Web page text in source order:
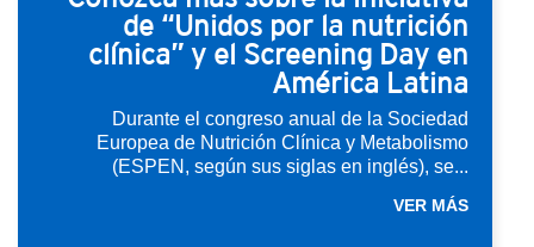
de “Unidos por la nutrición
clínica” y el Screening Day en
América Latina
Durante el congreso anual de la Sociedad
Europea de Nutrición Clínica y Metabolismo
(ESPEN, según sus siglas en inglés), se...
VER MÁS